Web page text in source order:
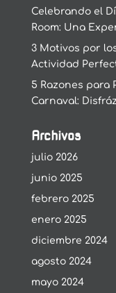
Celebrando el
Room: Una
3 Motivos por
Actividad
5 Razones para
Carnaval:
Archivos
julio 2026
junio 2025
febrero 2025
enero 2025
diciembre 2024
agosto 2024
mayo 2024